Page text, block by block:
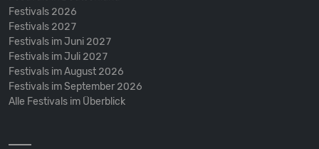
Festivals 2026
Festivals 2027
Festivals im Juni 2027
Festivals im Juli 2027
Festivals im August 2026
Festivals im September 2026
Alle Festivals im Überblick